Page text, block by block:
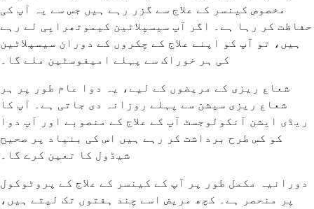
مخصوص کینسر کے علاج سے گزر رہے ہیں جس سے یہ آپ کی
حفاظت کر رہا ہے۔ اگر آپ سیسپلاٹین کیموتھراپی لے رہے
ہیں، تو آپ کو اپنے علاج کے چکروں کے دوران سیسپلاٹین
کی ہر خوراک سے پہلے امیفوسٹین ملے گا۔
شعاع ریزی کے مریضوں کے لیے، یہ دوا عام طور پر ہر
شعاع ریزی سیشن سے پہلے روزانہ دی جاتی ہے۔ آپ کا
ریڈی ایشن آنکولوجسٹ آپ کے علاج کے منصوبے اور آپ دوا
کو کس طرح برداشت کر رہے ہیں اس کی بنیاد پر صحیح
شیڈول کا تعین کرے گا۔
دورانیہ مکمل طور پر آپ کے کینسر کے علاج کے پروٹوکول
پر منحصر ہے۔ کچھ مریض اسے چند ہفتوں تک لیتے ہیں،